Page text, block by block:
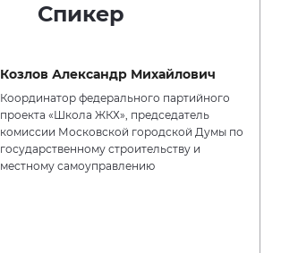
Спикер
Козлов Александр Михайлович
Координатор федерального партийного
проекта «Школа ЖКХ», председатель
комиссии Московской городской Думы по
государственному строительству и
местному самоуправлению